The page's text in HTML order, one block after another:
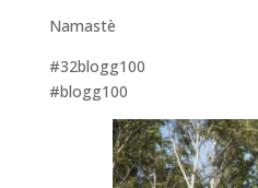
Namastè
#32blogg100
#blogg100